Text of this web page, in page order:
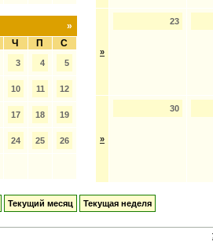
»
Ч П С
3 4 5
10 11 12
17 18 19
24 25 26
»
23
»
30
Текущий месяц Текущая неделя